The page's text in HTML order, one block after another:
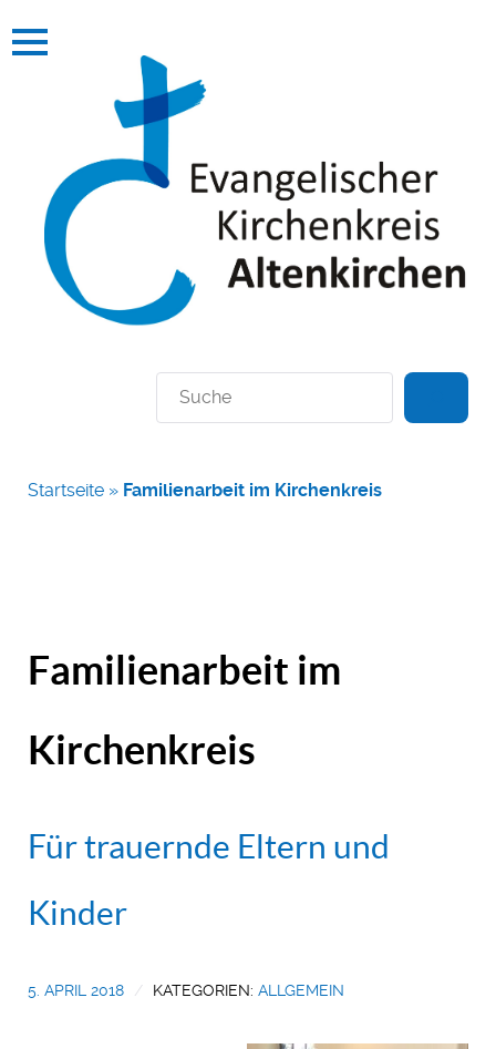
Suchen
Startseite » Familienarbeit im Kirchenkreis
Familienarbeit im
Kirchenkreis
Für trauernde Eltern und
Kinder
5. APRIL 2018 KATEGORIEN: ALLGEMEIN